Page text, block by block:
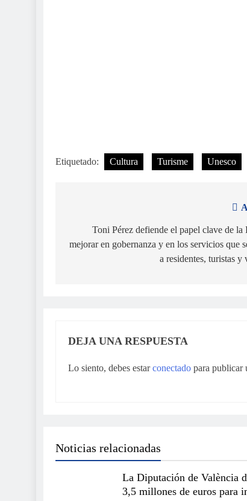
Etiquetado: Cultura Turisme Unesco
entradas
Toni Pérez defiende el papel clave de la
mejorar en gobernanza y en los servicios que
a residentes, turistas y
DEJA UNA RESPUESTA
Lo siento, debes estarconectado para publicar
Noticias relacionadas
La Diputación de València
3,5 millones de euros para